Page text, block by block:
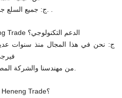
2. س: هل يمكن أن تقدم Heneng Trade الدعم التكنولوجي؟
ج: نحن في هذا المجال منذ سنوات
3. س: ما هو الضمان الذي تقدمه Heneng Trade؟